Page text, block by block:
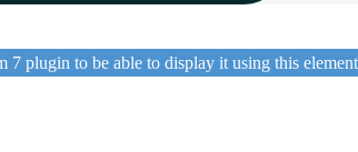
7 plugin to be able to display it using this element.